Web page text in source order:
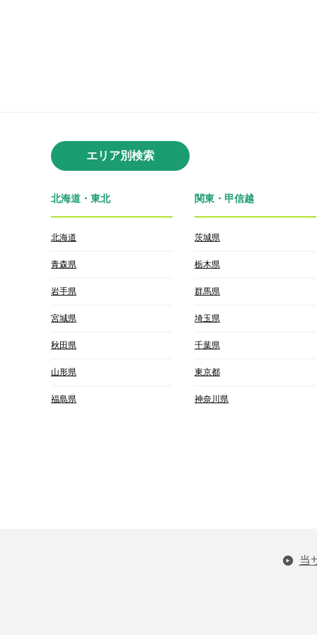
エリア別検索
北海道・東北
北海道
青森県
岩手県
宮城県
秋田県
山形県
福島県
関東・甲信越
茨城県
栃木県
群馬県
埼玉県
千葉県
東京都
神奈川県
当